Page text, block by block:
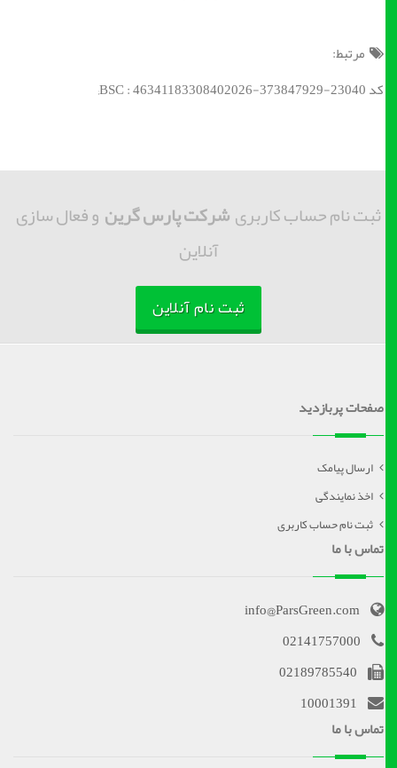
مرتبط:
کد BSC : 46341183308402026-373847929-23040;
ثبت نام حساب کاربریشرکت پارس گرینو فعال سازی
آنلاین
ثبت نام آنلاین
صفحات پربازدید
ارسال پیامک
اخذ نمایندگی
ثبت نام حساب کاربری
تماس با ما
info@ParsGreen.com
02141757000
02189785540
10001391
تماس با ما